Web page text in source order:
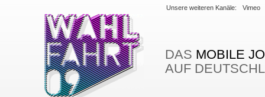
Unsere weiteren Kanäle: Vimeo
DAS MOBILE
AUF